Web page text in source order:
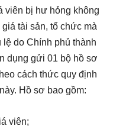
viên bị hư hỏng không
tài sản, tổ chức mà
do Chính phủ thành
dụng gửi 01 bộ hồ sơ
cách thức quy định
Hồ sơ bao gồm:
viên;